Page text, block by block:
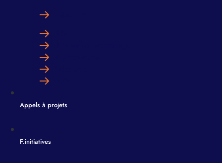
Appels à projets
F.initiatives